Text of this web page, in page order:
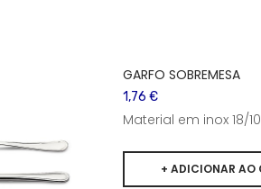
GARFO SOBREMESA
1,76 €
Material em inox 18/